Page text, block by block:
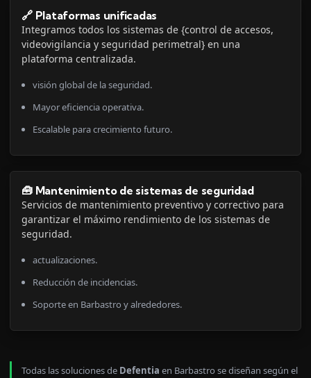
🔗 Plataformas unificadas
Integramos todos los sistemas de {control de accesos,
videovigilancia y seguridad perimetral} en una
plataforma centralizada.
visión global de la seguridad.
Mayor eficiencia operativa.
Escalable para crecimiento futuro.
🧰 Mantenimiento de sistemas de seguridad
Servicios de mantenimiento preventivo y correctivo para
garantizar el máximo rendimiento de los sistemas de
seguridad.
actualizaciones.
Reducción de incidencias.
Soporte en Barbastro y alrededores.
Todas las soluciones de Defentia en Barbastro se diseñan según el